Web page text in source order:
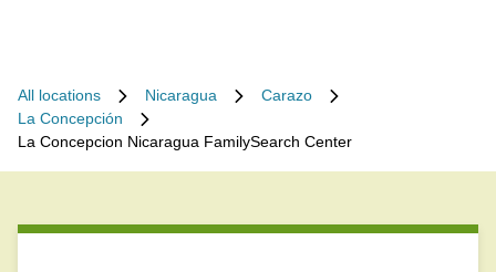
All locations Nicaragua
Carazo
La Concepción
La Concepcion Nicaragua FamilySearch Center